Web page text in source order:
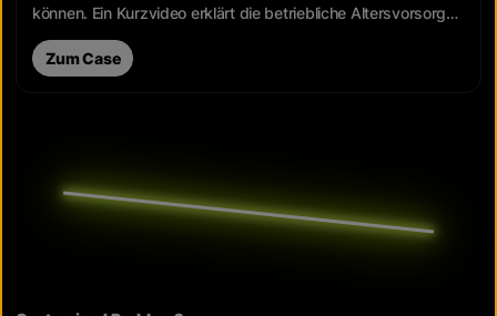
können. Ein Kurzvideo erklärt die betriebliche Altersvorsorge
verständlich.
Zum Case